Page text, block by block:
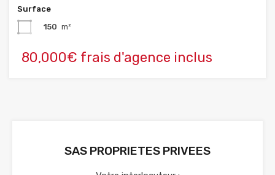
Surface
150 m²
80,000€ frais d'agence inclus
SAS PROPRIETES PRIVEES